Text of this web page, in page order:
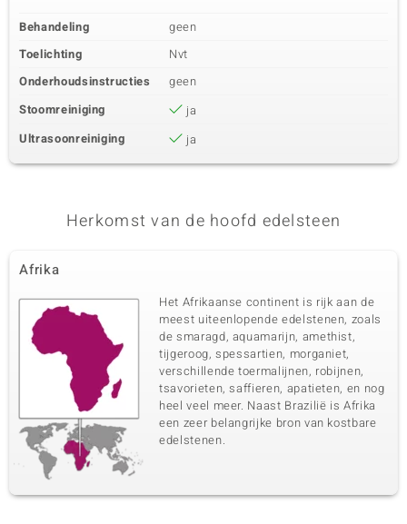
Behandeling
geen
Toelichting
Nvt
Onderhoudsinstructies
geen
Stoomreiniging
ja
Ultrasoonreiniging
ja
Herkomst van de hoofd edelsteen
Afrika
Het Afrikaanse continent is rijk aan de
meest uiteenlopende edelstenen, zoals
de smaragd, aquamarijn, amethist,
tijgeroog, spessartien, morganiet,
verschillende toermalijnen, robijnen,
tsavorieten, saffieren, apatieten, en nog
heel veel meer. Naast Brazilië is Afrika
een zeer belangrijke bron van kostbare
edelstenen.